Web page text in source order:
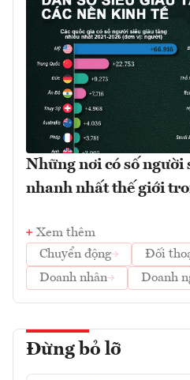
Những nơi có số người
nhanh nhất thế giới
Xem thêm
Chuyển động
Đối
Doanh nhân
Doanh
Đừng bỏ lỡ